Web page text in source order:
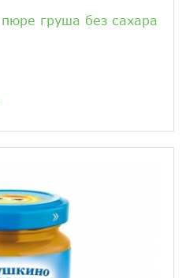
груша без сахара